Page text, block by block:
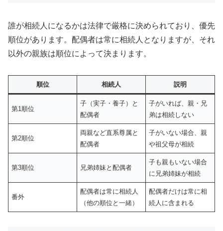
誰が相続人になるかは法律で厳格に決められており、優先
順位があります。配偶者は常に相続人となりますが、それ
以外の親族は順位によって決まります。
順位 相続人 説明
第1順位
子（実子・養子）と
配偶者
子がいれば、親・兄
弟は相続しない
第2順位
両親など直系尊属と
配偶者
子がいない場合、親
や祖父母が相続
第3順位 兄弟姉妹と配偶者
子も親もいない場合
に兄弟姉妹が相続
番外
配偶者は常に相続人
（他の順位と一緒）
配偶者だけは常に相
続人に含まれる